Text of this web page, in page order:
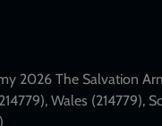
2026 The Salvation
Wales (214779),